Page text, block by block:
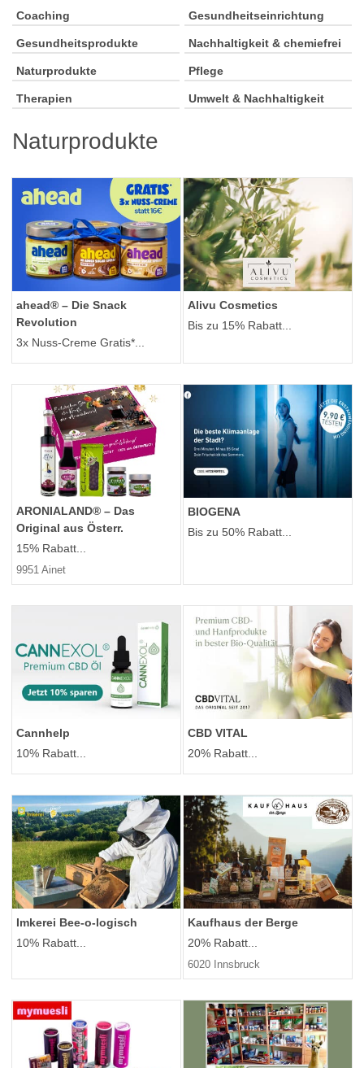
Coaching Gesundheitseinrichtung
Gesundheitsprodukte Nachhaltigkeit & chemiefrei
Naturprodukte Pflege
Therapien Umwelt & Nachhaltigkeit
Naturprodukte
ahead® – Die Snack
Revolution
3x Nuss-Creme Gratis*...
Alivu Cosmetics
Bis zu 15% Rabatt...
ARONIALAND® – Das
Original aus Österr.
15% Rabatt...
9951 Ainet
BIOGENA
Bis zu 50% Rabatt...
Cannhelp
10% Rabatt...
CBD VITAL
20% Rabatt...
Imkerei Bee-o-logisch
10% Rabatt...
Kaufhaus der Berge
20% Rabatt...
6020 Innsbruck